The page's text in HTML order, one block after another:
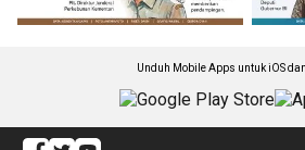
Unduh Mobile Apps untuk iOS